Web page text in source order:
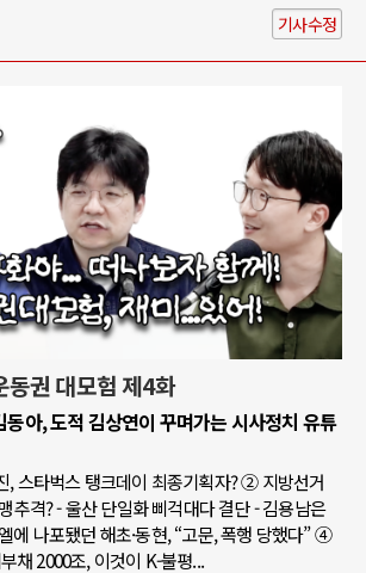
기사수정
동권 대모험 제4화
아, 도적 김상연이 꾸며가는 시사정치 유튜
스타벅스 탱크데이 최종기획자? ② 지방선거
추격? - 울산 단일화 삐걱대다 결단 - 김용남은
에 나포됐던 해초·동현, “고문, 폭행 당했다” ④
채 2000조, 이것이 K-불평...